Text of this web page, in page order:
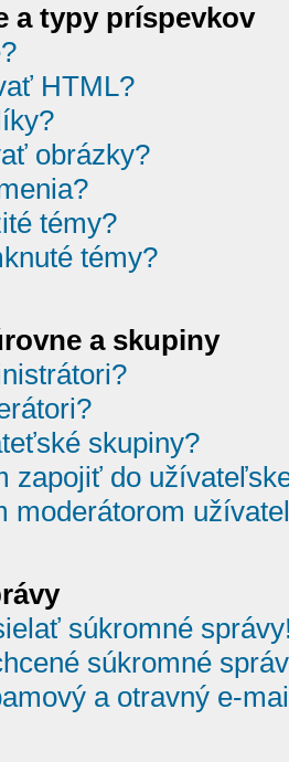
a typy príspevkov
HTML?
obrázky?
témy?
témy?
a skupiny
skupiny?
zapojiť do
moderátorom
súkromné
súkromné
a otravný e-